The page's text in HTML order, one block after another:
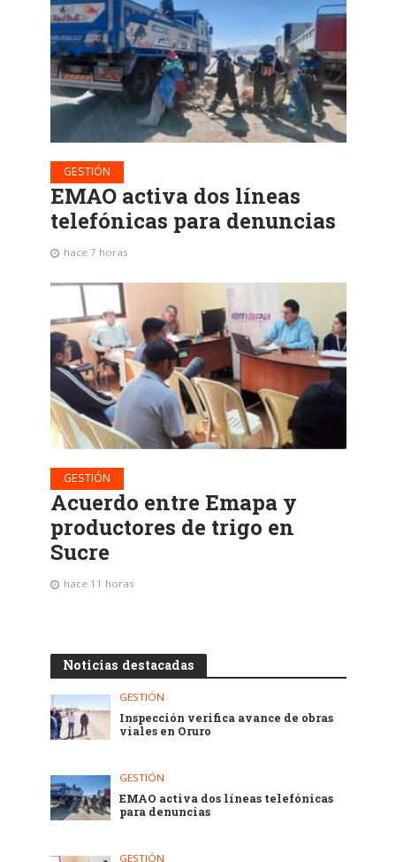
GESTIÓN
EMAO activa dos líneas
telefónicas para denuncias
hace 7 horas
GESTIÓN
Acuerdo entre Emapa y
productores de trigo en
Sucre
hace 11 horas
Noticias destacadas
GESTIÓN
Inspección verifica avance de obras
viales en Oruro
GESTIÓN
EMAO activa dos líneas telefónicas
para denuncias
GESTIÓN